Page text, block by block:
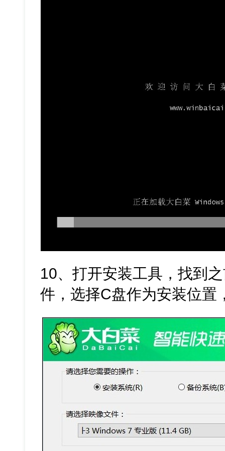
10、打开安装工具，找到
件，选择C盘作为安装位置